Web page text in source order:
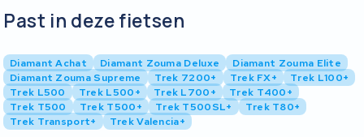
Past in deze fietsen
Diamant Achat Diamant Zouma Deluxe
Diamant Zouma Elite
Diamant Zouma Supreme
Trek 7200+ Trek FX+
Trek L100+
Trek L500
Trek L500+ Trek L700+
Trek T400+
Trek T500
Trek T500+ Trek T500SL+
Trek T80+
Trek Transport+
Trek Valencia+